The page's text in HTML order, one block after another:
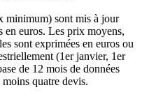
sont mis à jour
en euros. Les prix moyens,
sont exprimées en euros ou
(1er janvier, 1er
de 12 mois de données
quatre devis.